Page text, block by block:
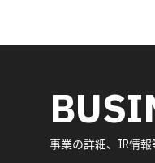
事業の詳細、IR情